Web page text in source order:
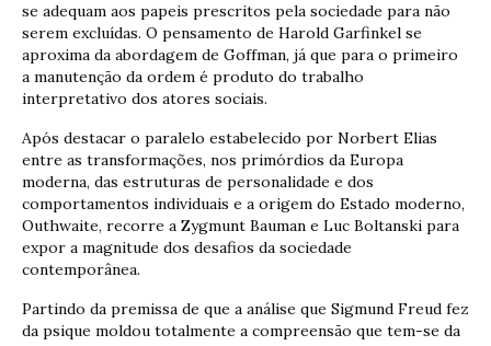
se adequam aos papeis prescritos pela sociedade para não
serem excluídas. O pensamento de Harold Garfinkel se
aproxima da abordagem de Goffman, já que para o primeiro
a manutenção da ordem é produto do trabalho
interpretativo dos atores sociais.
Após destacar o paralelo estabelecido por Norbert Elias
entre as transformações, nos primórdios da Europa
moderna, das estruturas de personalidade e dos
comportamentos individuais e a origem do Estado moderno,
Outhwaite, recorre a Zygmunt Bauman e Luc Boltanski para
expor a magnitude dos desafios da sociedade
contemporânea.
Partindo da premissa de que a análise que Sigmund Freud fez
da psique moldou totalmente a compreensão que tem-se da